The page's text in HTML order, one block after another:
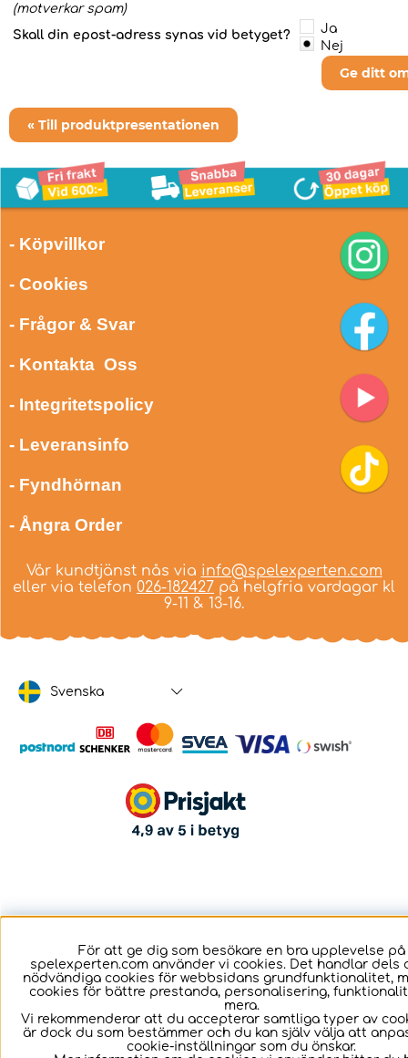
(motverkar spam)
Skall din epost-adress synas vid betyget?
Ja
Nej
Ge ditt
« Till produktpresentationen
- Köpvillkor
- Cookies
- Frågor & Svar
- Kontakta Oss
- Integritetspolicy
- Leveransinfo
- Fyndhörnan
- Ångra Order
Vår kundtjänst nås via info@spelexperten.com
eller via telefon 026-182427 på helgfria vardagar kl
9-11 & 13-16.
Svenska
För att ge dig som besökare en bra upplevelse på
spelexperten.com använder vi cookies. Det handlar dels
nödvändiga cookies för webbsidans grundfunktionalitet,
cookies för bättre prestanda, personalisering,
mera.
Vi rekommenderar att du accepterar samtliga typer av
är dock du som bestämmer och du kan själv välja att
cookie-inställningar som du önskar.